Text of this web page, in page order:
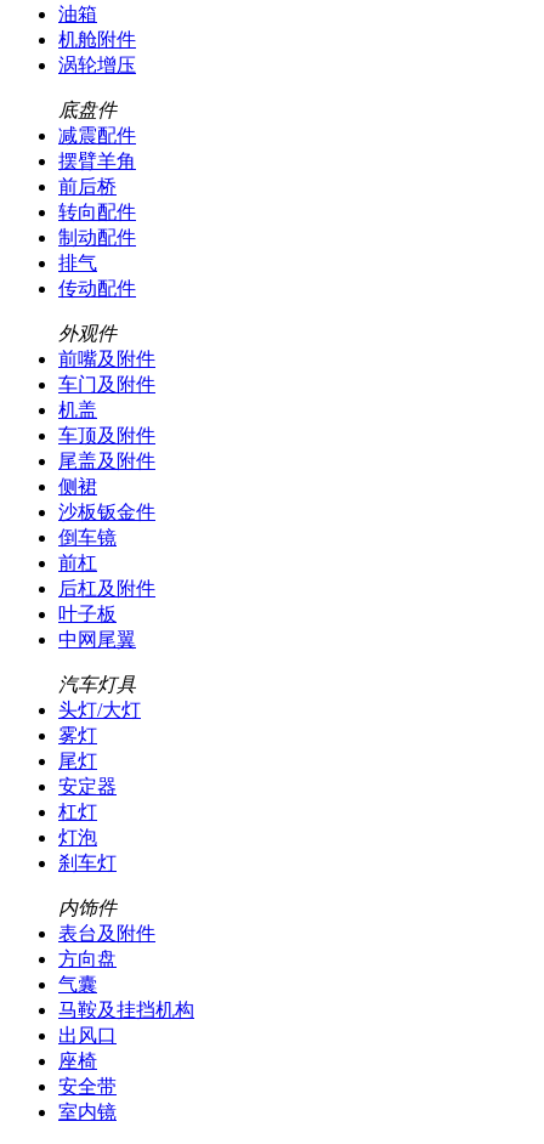
油箱
机舱附件
涡轮增压
底盘件
减震配件
摆臂羊角
前后桥
转向配件
制动配件
排气
传动配件
外观件
前嘴及附件
车门及附件
机盖
车顶及附件
尾盖及附件
侧裙
沙板钣金件
倒车镜
前杠
后杠及附件
叶子板
中网尾翼
汽车灯具
头灯/大灯
雾灯
尾灯
安定器
杠灯
灯泡
刹车灯
内饰件
表台及附件
方向盘
气囊
马鞍及挂挡机构
出风口
座椅
安全带
室内镜